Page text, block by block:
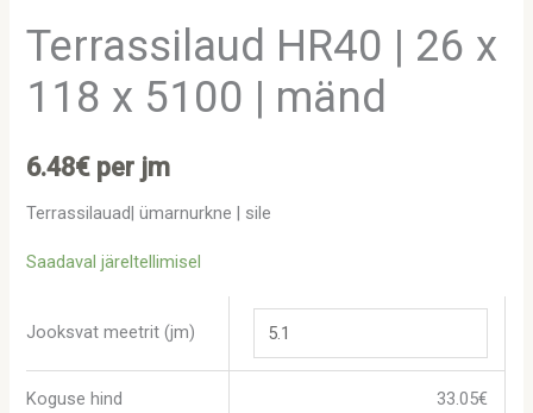
Terrassilaud HR40 | 26 x
118 x 5100 | mänd
6.48€ per jm
Terrassilauad| ümarnurkne | sile
Saadaval järeltellimisel
Jooksvat meetrit (jm)
Koguse hind 33.05€